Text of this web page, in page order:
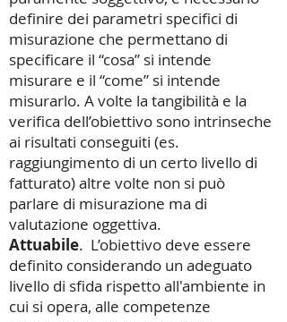
definire dei parametri specifici di
misurazione che permettano di
specificare il “cosa” si intende
misurare e il “come” si intende
misurarlo. A volte la tangibilità e la
verifica dell’obiettivo sono intrinseche
ai risultati conseguiti (es.
raggiungimento di un certo livello di
fatturato) altre volte non si può
parlare di misurazione ma di
valutazione oggettiva.
Attuabile. L’obiettivo deve essere
definito considerando un adeguato
livello di sfida rispetto all'ambiente in
cui si opera, alle competenze